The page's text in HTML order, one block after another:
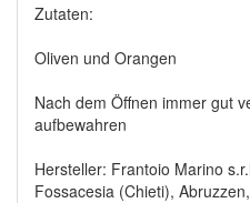
Zutaten:
Oliven und Orangen
Nach dem Öffnen immer gut
aufbewahren
Hersteller: Frantoio Marino
Fossacesia (Chieti),